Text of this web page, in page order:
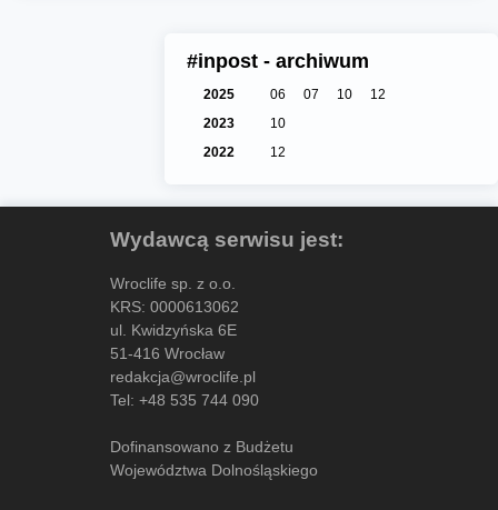
#inpost - archiwum
2025 06 07 10
12
2023
10
2022
12
Wydawcą serwisu jest:
Wroclife sp. z o.o.
KRS: 0000613062
ul. Kwidzyńska 6E
51-416 Wrocław
redakcja@wroclife.pl
Tel: +48 535 744 090
Dofinansowano z Budżetu
Województwa Dolnośląskiego